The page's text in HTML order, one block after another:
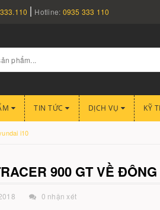
Hotline: 0935 333 110
TIN TỨC DỊCH VỤ KỸ
i10
900 GT VỀ
0 nhận xét